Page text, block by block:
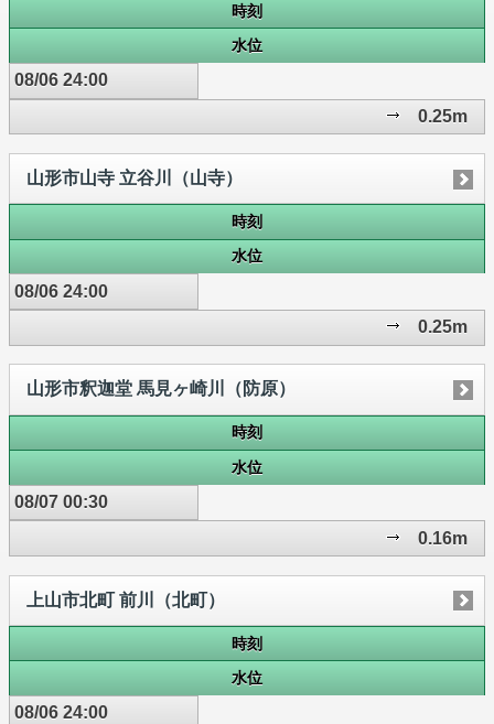
時刻
水位
08/06 24:00
0.25m
山形市山寺 立谷川（山寺）
時刻
水位
08/06 24:00
0.25m
山形市釈迦堂 馬見ヶ崎川（防原）
時刻
水位
08/07 00:30
0.16m
上山市北町 前川（北町）
時刻
水位
08/06 24:00